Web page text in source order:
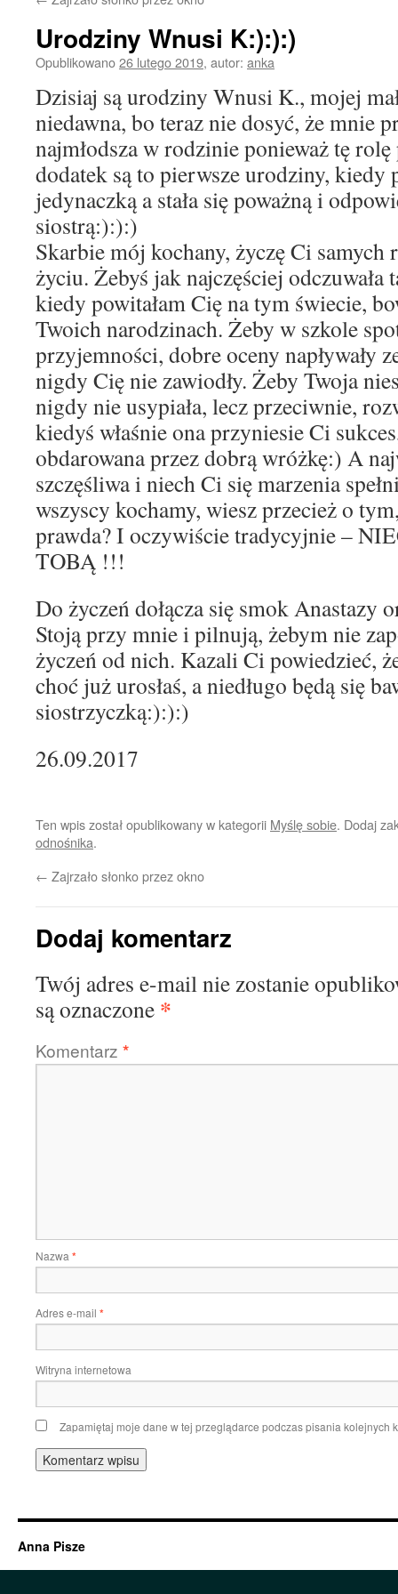
Urodziny Wnusi K:):):)
Opublikowano26 lutego 2019, autor: anka
Dzisiaj są urodziny Wnusi K., mojej
niedawna, bo teraz nie dosyć, że mnie
najmłodsza w rodzinie ponieważ tę
dodatek są to pierwsze urodziny, kiedy
jedynaczką a stała się poważną i
siostrą:):):)
Skarbie mój kochany, życzę Ci samych
życiu. Żebyś jak najczęściej odczuwała
kiedy powitałam Cię na tym świecie,
Twoich narodzinach. Żeby w szkole
przyjemności, dobre oceny napływały
nigdy Cię nie zawiodły. Żeby Twoja
nigdy nie usypiała, lecz przeciwnie,
kiedyś właśnie ona przyniesie Ci
obdarowana przez dobrą wróżkę:) A
szczęśliwa i niech Ci się marzenia
wszyscy kochamy, wiesz przecież o
prawda? I oczywiście tradycyjnie –
TOBĄ !!!
Do życzeń dołącza się smok Anastazy
Stoją przy mnie i pilnują, żebym nie
życzeń od nich. Kazali Ci powiedzieć,
choć już urosłaś, a niedługo będą się
siostrzyczką:):):)
26.09.2017
Ten wpis został opublikowany w kategorii Myślę sobie. Dodaj
odnośnika.
← Zajrzało słonko przez okno
Dodaj komentarz
Twój adres e-mail nie zostanie
są oznaczone *
Komentarz *
Nazwa *
Adres e-mail *
Witryna internetowa
Zapamiętaj moje dane w tej przeglądarce podczas pisania kolejnych
Anna Pisze